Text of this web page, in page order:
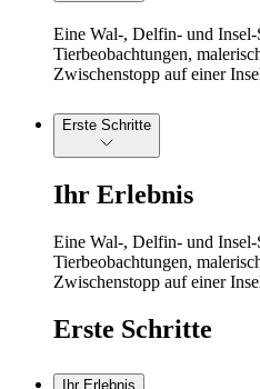
Eine Wal-, Delfin- und
Tierbeobachtungen,
Zwischenstopp auf einer
Erste Schritte
Ihr Erlebnis
Eine Wal-, Delfin- und
Tierbeobachtungen,
Zwischenstopp auf einer
Erste Schritte
Ihr Erlebnis